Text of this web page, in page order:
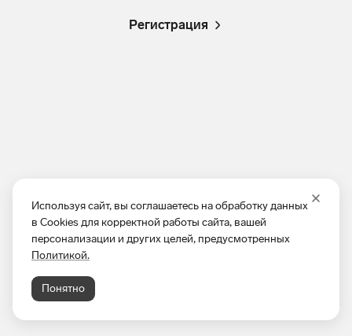
Используя сайт, вы соглашаетесь на обработку данных
в Cookies для корректной работы сайта, вашей
персонализации и других целей, предусмотренных
Политикой.
Понятно
Регистрация